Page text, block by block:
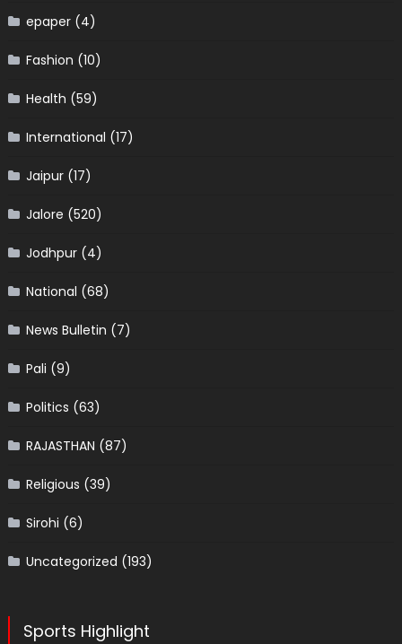
epaper(4)
Fashion (10)
Health (59)
International (17)
Jaipur(17)
Jalore (520)
Jodhpur(4)
National (68)
News Bulletin (7)
Pali (9)
Politics (63)
RAJASTHAN (87)
Religious (39)
Sirohi (6)
Uncategorized (193)
Sports Highlight